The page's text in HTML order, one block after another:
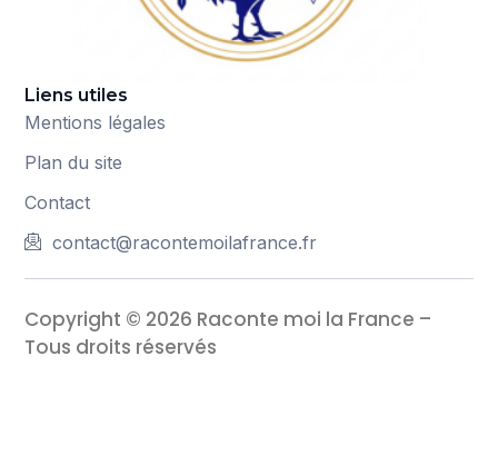
Liens utiles
Mentions légales
Plan du site
Contact
contact@racontemoilafrance.fr
Copyright © 2026 Raconte moi la France –
Tous droits réservés